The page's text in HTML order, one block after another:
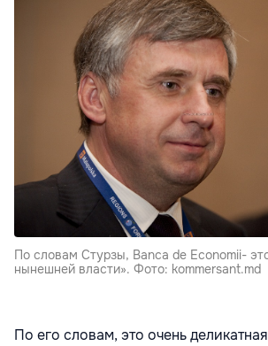
По словам Стурзы, Banca de Economii-
нынешней власти». Фото: kommersant.md
По его словам, это очень